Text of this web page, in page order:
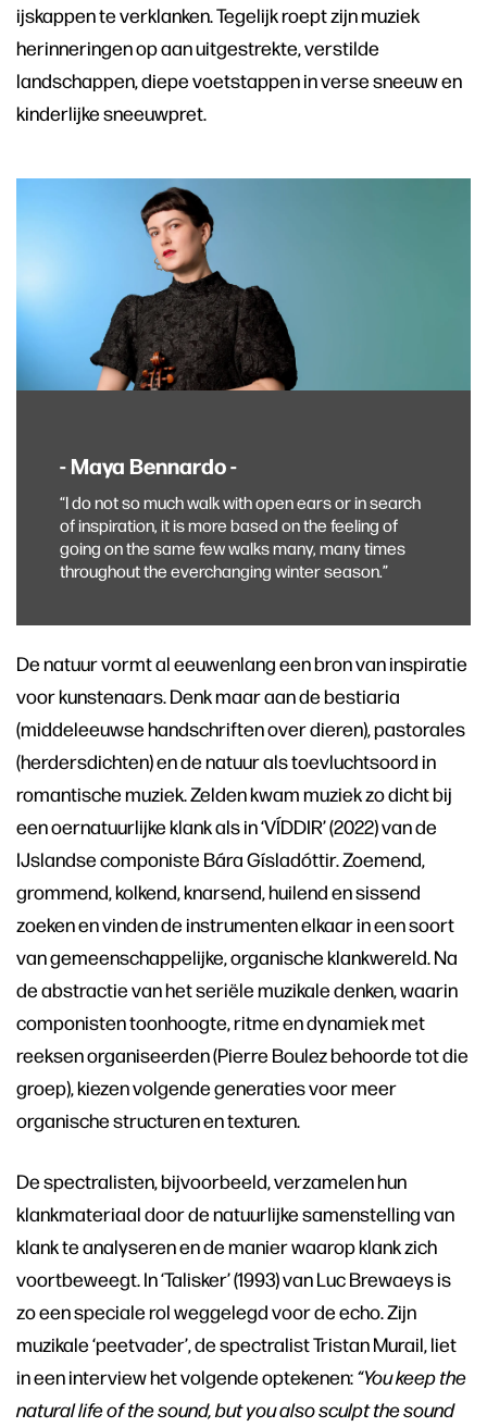
ijskappen te verklanken. Tegelijk roept zijn muziek
herinneringen op aan uitgestrekte, verstilde
landschappen, diepe voetstappen in verse sneeuw en
kinderlijke sneeuwpret.
- Maya Bennardo -
“I do not so much walk with open ears or in search
of inspiration, it is more based on the feeling of
going on the same few walks many, many times
throughout the everchanging winter season.”
De natuur vormt al eeuwenlang een bron van inspiratie
voor kunstenaars. Denk maar aan de bestiaria
(middeleeuwse handschriften over dieren), pastorales
(herdersdichten) en de natuur als toevluchtsoord in
romantische muziek. Zelden kwam muziek zo dicht bij
een oernatuurlijke klank als in ‘VÍDDIR’ (2022) van de
IJslandse componiste Bára Gísladóttir. Zoemend,
grommend, kolkend, knarsend, huilend en sissend
zoeken en vinden de instrumenten elkaar in een soort
van gemeenschappelijke, organische klankwereld. Na
de abstractie van het seriële muzikale denken, waarin
componisten toonhoogte, ritme en dynamiek met
reeksen organiseerden (Pierre Boulez behoorde tot die
groep), kiezen volgende generaties voor meer
organische structuren en texturen.
De spectralisten, bijvoorbeeld, verzamelen hun
klankmateriaal door de natuurlijke samenstelling van
klank te analyseren en de manier waarop klank zich
voortbeweegt. In ‘Talisker’ (1993) van Luc Brewaeys is
zo een speciale rol weggelegd voor de echo. Zijn
muzikale ‘peetvader’, de spectralist Tristan Murail, liet
in een interview het volgende optekenen:“You keep the
natural life of the sound, but you also sculpt the sound